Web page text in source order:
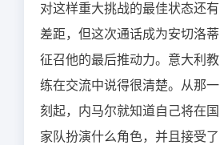
对这样重大挑战的最佳状态还有
差距，但这次通话成为安切洛蒂
征召他的最后推动力。意大利教
练在交流中说得很清楚。从那一
刻起，内马尔就知道自己将在国
家队扮演什么角色，并且接受了